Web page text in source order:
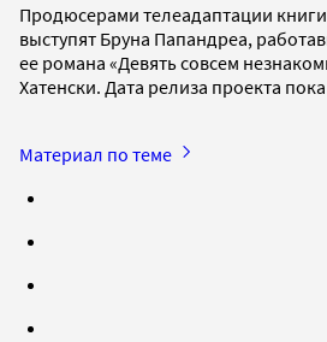
Продюсерами телеадаптации
выступят Бруна Папандреа,
ее романа «Девять совсем
Хатенски. Дата релиза проекта
Материал по теме